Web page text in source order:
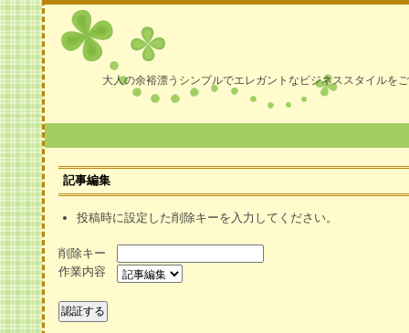
大人の余裕漂うシンプルでエレガントなビジネススタイルを
記事編集
投稿時に設定した削除キーを入力してください。
削除キー
作業内容